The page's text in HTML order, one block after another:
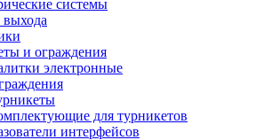
системы
и ограждения
электронные
для турникетов
интерфейсов